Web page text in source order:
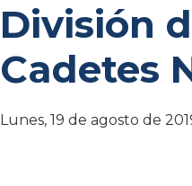
División
Cadetes
Lunes, 19 de agosto de